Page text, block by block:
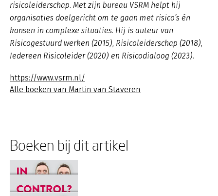
risicoleiderschap. Met zijn bureau VSRM helpt hij
organisaties doelgericht om te gaan met risico’s én
kansen in complexe situaties. Hij is auteur van
Risicogestuurd werken (2015), Risicoleiderschap (2018),
Iedereen Risicoleider (2020) en Risicodialoog (2023).
https://www.vsrm.nl/
Alle boeken van Martin van Staveren
Boeken bij dit artikel